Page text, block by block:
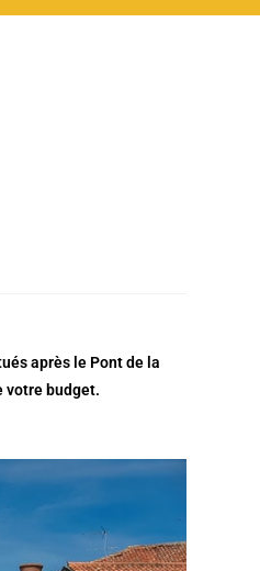
après le Pont de la
votre budget.